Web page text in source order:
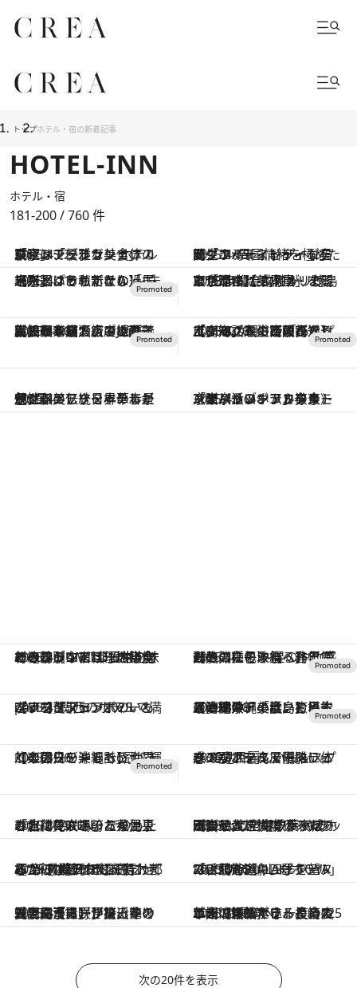
トップホテル・宿の新着記事
HOTEL-INN
ホテル・宿
181-200 / 760件
2025.4.22
日曜は「ブルガリ ホテル 東京」で優雅な美食体験。ミシュランシェフの「サンデーブランチ」スタート！ 2025.4.15
モダン×異国情緒を極めたクリエイティビティな空間「ホテルインディゴ長崎グラバーストリート」誕生！
2025.4.11
【京王プラザホテル ～ 未来へ繋ぐおもてなし】ホテルという私だけの「居場所」、その新たな過ごし方とは？ 2025.4.11
なぜここに？ アメリカ、東京で“都会的キャリア”を歩んだ女性が、徳島で「泊まれる本屋」を開いた理由【美馬市・まるとしかく】
2025.4.10
高知の老舗酒店で地酒談義、喫茶店でパフェタイム。日本最大級のJA直売所＆セレクトショップで生姜やトマト、ポン酢、柑橘類などお土産探し 2025.4.10
【NHKの朝ドラ「あんぱん」で話題の南国高知】土、海、人の距離が近くてグイグイくるのがクセになる。人生に疲れたら「高知」を浴びに行こう！
2025.4.8
ラグジュアリーホテルが魅せる美しき日本の春景色。和の伝統を昇華した個性派アフタヌーンティー3選 2025.4.6
「ヌン活ブーム」の今こそ贈りたい、アフタヌーンティーのギフト券《ザ・リッツ・カールトン東京、コンラッド東京、パレスホテル東京》
2025.4.5
オーシャンビューの鎌倉の絶景の中、“非日常を味わう特別な宿”が誕生。オーベルジュでは、地元食材のフランス料理を堪能できる［UMITO］ 2025.4.2
【その先の沖縄へ】年に一度の種子取祭 非日常の熱気に包まれる島で 感動の滞在を ～星のや竹富島～
2025.4.1
【いちごフェア2025 part5】関西のホテルで満喫する贅沢コラボのいちごアフタヌーンティー＆ブッフェ 2025.3.28
【沖縄県・小浜島】日本最南端のアイランドビーチリゾート「はいむるぶし」ー沖縄の離島で堪能する絶景、美食、癒やしの時間
2025.3.26
【その先の沖縄へ】世界的なアワードで計6冠に輝く楽園リゾートで とびきりの休日を楽しもう 2025.3.25
春の訪れを高層階のリュクスなホテルで優雅に体感！ 見目麗しい桜＆スプリングアフタヌーンティー3選
2025.3.13
春旅は花咲き誇る東伊豆の北川で穴場のお花見！ 「吉祥CAREN」でゆったりお花見＆あったか温泉 2025.3.12
関東最大規模のアスレチックで、“空中散歩”やジップラインを満喫！ 夜はBBQと焚き火でゆったり過ごせる、“アウトドアホテル”って？【千葉・成田】
2025.3.12
極上のひとときを過ごせる“新感覚アウトドアホテル”が、成田市に誕生！ 都心から1時間ほどで行ける“新スポット”に泊まってみた【体験レポ】 2025.3.11
“あわい”を愉しむホテル「BOUROU LAKE TOYA」で 洞爺湖の四季を望み、北海道キュイジーヌに舌鼓を
2025.3.11
【春爛漫！】が接近中の長門、玉造、伊東、津軽。見事に咲き誇る花を愛でに【星野リゾートの温泉宿「界」】に出かけませんか？ 2025.3.8
いま泊まりたい、長崎の二大・新スポット。築125年超の洋館ホテルと、スポーツ観戦できる複合ホテル【“100年に一度の変革期”の長崎へ】
次の20件を表示